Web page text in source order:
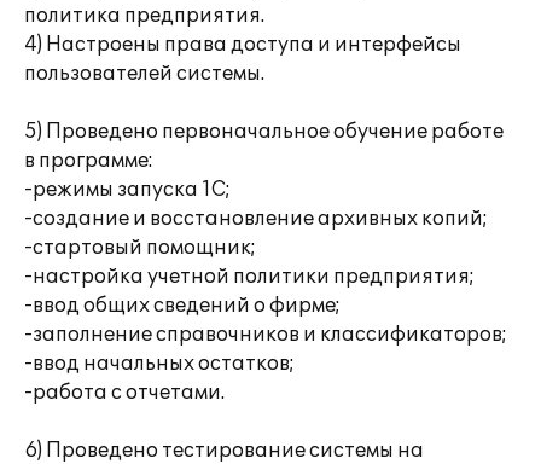
политика предприятия.
4) Настроены права доступа и интерфейсы
пользователей системы.
5) Проведено первоначальное обучение работе
в программе:
-режимы запуска 1С;
-создание и восстановление архивных копий;
-стартовый помощник;
-настройка учетной политики предприятия;
-ввод общих сведений о фирме;
-заполнение справочников и классификаторов;
-ввод начальных остатков;
-работа с отчетами.
6) Проведено тестирование системы на